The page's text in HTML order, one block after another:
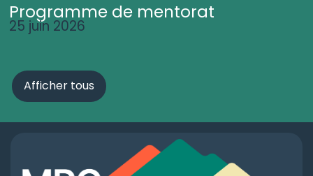
Programme de mentorat
25 juin 2026
Afficher tous